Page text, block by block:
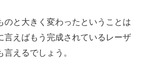
のと大きく変わったということは
言えばもう完成されているレーザ
言えるでしょう。